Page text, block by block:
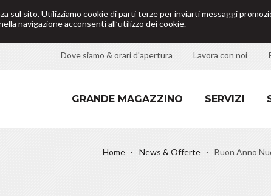
sul sito. Utilizziamo cookie di parti terze per inviarti messaggi
navigazione acconsenti all’utilizzo dei cookie.
Dove siamo & orari d'apertura Lavora con noi
GRANDE MAGAZZINO SERVIZI
Home News & Offerte Buon Anno